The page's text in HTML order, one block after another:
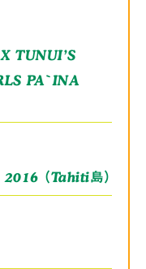
TUNUI’S
PA`INA
（Tahiti島）